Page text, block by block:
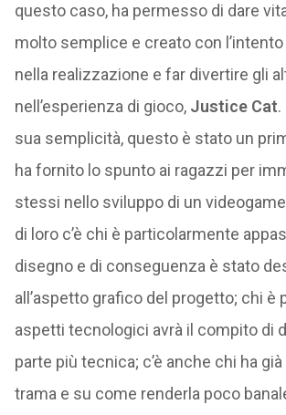
questo caso, ha permesso di dare
molto semplice e creato con
nella realizzazione e far divertire gli
nell’esperienza di gioco,Justice Cat
sua semplicità, questo è stato un
ha fornito lo spunto ai ragazzi per
stessi nello sviluppo di un
di loro c’è chi è particolarmente
disegno e di conseguenza è stato
all’aspetto grafico del progetto; chi è
aspetti tecnologici avrà il compito di
parte più tecnica; c’è anche chi ha
trama e su come renderla poco